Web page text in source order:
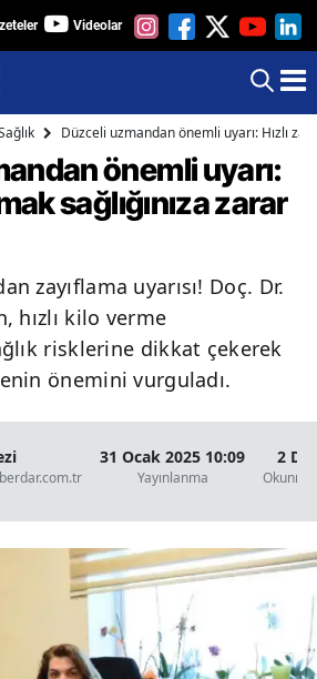
Videolar
Düzceli uzmandan önemli uyarı: Hızlı
önemli uyarı:
sağlığınıza zarar
zayıflama uyarısı! Doç. Dr.
hızlı kilo verme
risklerine dikkat çekerek
önemini vurguladı.
31 Ocak 2025 10:09
Yayınlanma
2